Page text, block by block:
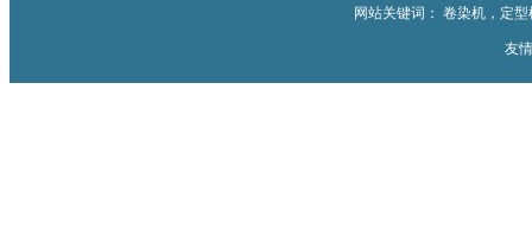
网站关键词： 卷染机， 定型
友